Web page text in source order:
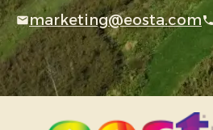
marketing@eosta.com